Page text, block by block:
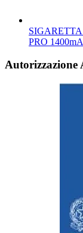
PRO
Autorizzazione